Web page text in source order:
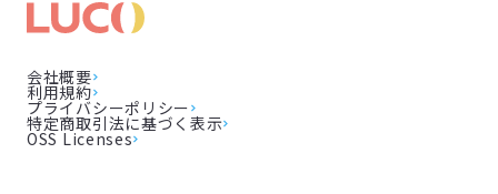
会社概要
利用規約
プライバシーポリシー
特定商取引法に基づく表示
OSS Licenses